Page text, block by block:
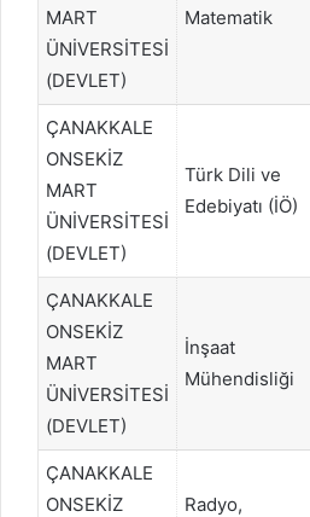
MART
ÜNİVERSİTESİ
(DEVLET)
Matematik
ÇANAKKALE
ONSEKİZ
MART
ÜNİVERSİTESİ
(DEVLET)
Türk Dili ve
Edebiyatı (İÖ)
ÇANAKKALE
ONSEKİZ
MART
ÜNİVERSİTESİ
(DEVLET)
İnşaat
Mühendisliği
ÇANAKKALE
ONSEKİZ
Radyo,